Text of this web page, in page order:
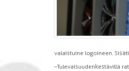
valaistuine logoineen.
–Tulevaisuudenkestävillä